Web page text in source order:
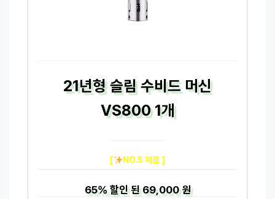
21년형 슬림 수비드 머신
VS800 1개
[ NO.5 제품 ]
65%할인 된69,000 원